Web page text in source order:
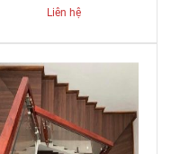
Liên hệ